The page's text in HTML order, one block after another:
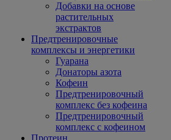
Добавки на основе
растительных
экстрактов
Предтренировочные
комплексы и энергетики
Гуарана
Донаторы азота
Кофеин
Предтренировочный
комплекс без кофеина
Предтренировочный
комплекс с кофеином
Протеин